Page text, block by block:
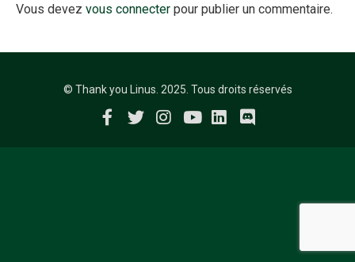
Vous devez vous connecter pour publier un commentaire.
© Thank you Linus. 2025. Tous droits réservés